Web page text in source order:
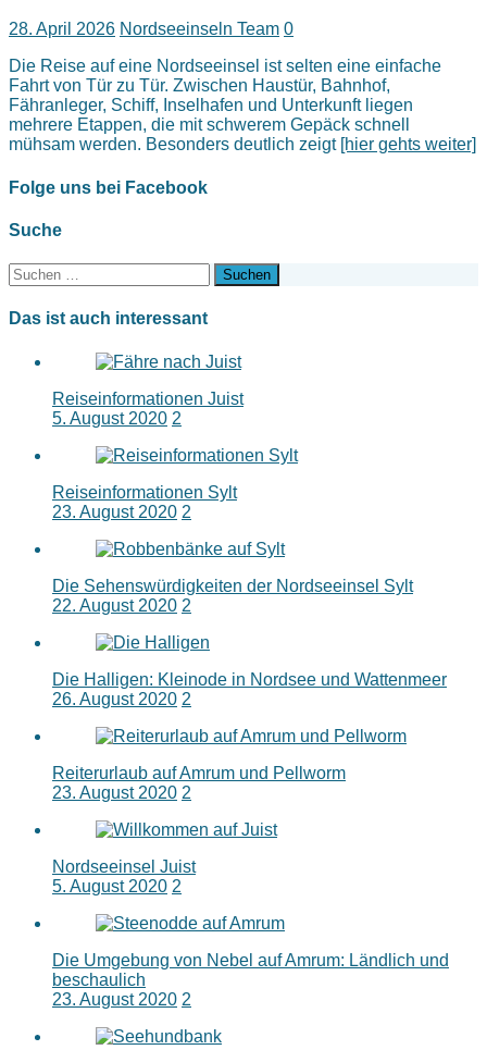
28. April 2026 Nordseeinseln Team 0
Die Reise auf eine Nordseeinsel ist selten eine einfache
Fahrt von Tür zu Tür. Zwischen Haustür, Bahnhof,
Fähranleger, Schiff, Inselhafen und Unterkunft liegen
mehrere Etappen, die mit schwerem Gepäck schnell
mühsam werden. Besonders deutlich zeigt [hier gehts weiter]
Folge uns bei Facebook
Suche
Suchen
nach:
Das ist auch interessant
Reiseinformationen Juist
5. August 2020 2
Reiseinformationen Sylt
23. August 2020 2
Die Sehenswürdigkeiten der Nordseeinsel Sylt
22. August 2020 2
Die Halligen: Kleinode in Nordsee und Wattenmeer
26. August 2020 2
Reiterurlaub auf Amrum und Pellworm
23. August 2020 2
Nordseeinsel Juist
5. August 2020 2
Die Umgebung von Nebel auf Amrum: Ländlich und
beschaulich
23. August 2020 2